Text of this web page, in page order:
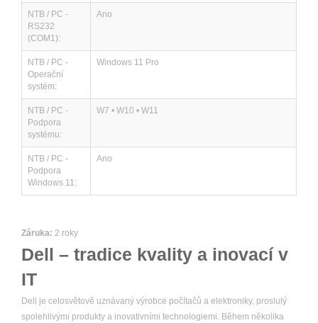
NTB / PC -
RS232
(COM1):
Ano
NTB / PC -
Operační
systém:
Windows 11 Pro
NTB / PC -
Podpora
systému:
W7 • W10 • W11
NTB / PC -
Podpora
Windows 11:
Ano
Záruka: 2 roky
Dell – tradice kvality a inovací v
IT
Dell je celosvětově uznávaný výrobce počítačů a elektroniky, proslulý
spolehlivými produkty a inovativními technologiemi. Během několika